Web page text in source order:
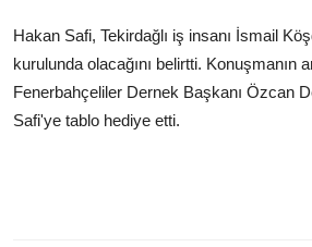
Hakan Safi, Tekirdağlı iş insanı İsmail
kurulunda olacağını belirtti. Konuşmanın
Fenerbahçeliler Dernek Başkanı Özcan
Safi'ye tablo hediye etti.